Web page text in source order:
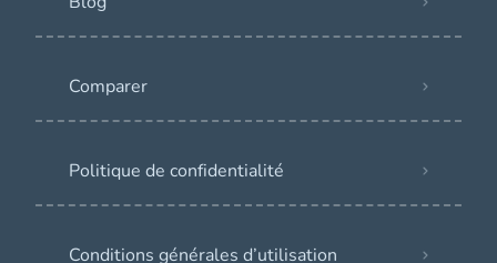
Comparer
Politique de confidentialité
Conditions générales d’utilisation